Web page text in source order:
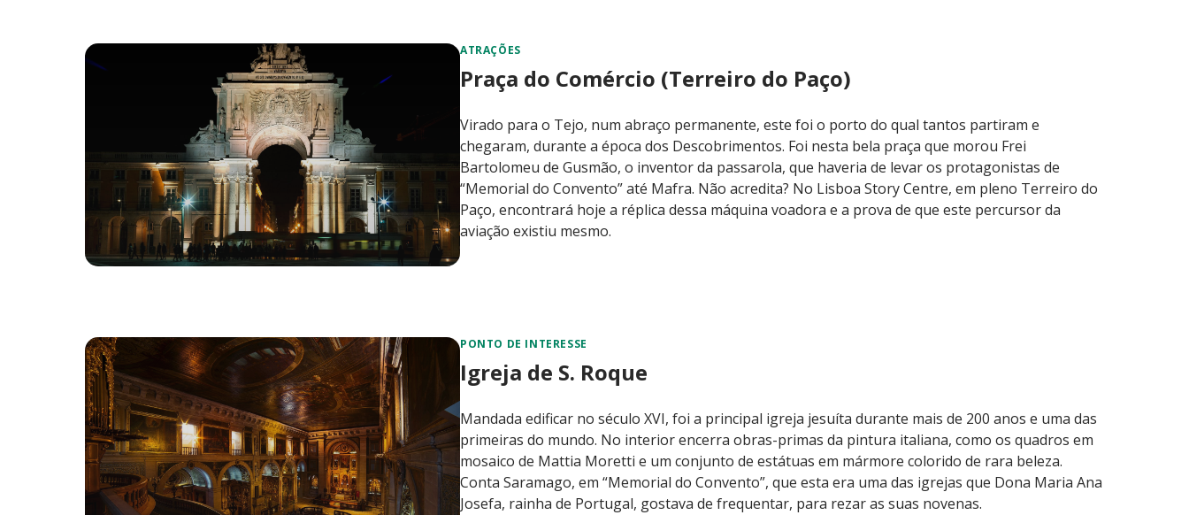
ATRAÇÕES
Praça do Comércio (Terreiro do Paço)
Virado para o Tejo, num abraço permanente, este foi o porto do qual tantos partiram e
chegaram, durante a época dos Descobrimentos. Foi nesta bela praça que morou Frei
Bartolomeu de Gusmão, o inventor da passarola, que haveria de levar os protagonistas de
“Memorial do Convento” até Mafra. Não acredita? No Lisboa Story Centre, em pleno Terreiro do
Paço, encontrará hoje a réplica dessa máquina voadora e a prova de que este percursor da
aviação existiu mesmo.
PONTO DE INTERESSE
Igreja de S. Roque
Mandada edificar no século XVI, foi a principal igreja jesuíta durante mais de 200 anos e uma das
primeiras do mundo. No interior encerra obras-primas da pintura italiana, como os quadros em
mosaico de Mattia Moretti e um conjunto de estátuas em mármore colorido de rara beleza.
Conta Saramago, em “Memorial do Convento”, que esta era uma das igrejas que Dona Maria Ana
Josefa, rainha de Portugal, gostava de frequentar, para rezar as suas novenas.